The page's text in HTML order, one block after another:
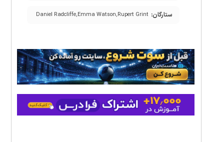
ستارگان: Daniel Radcliffe,Emma Watson,Rupert Grint